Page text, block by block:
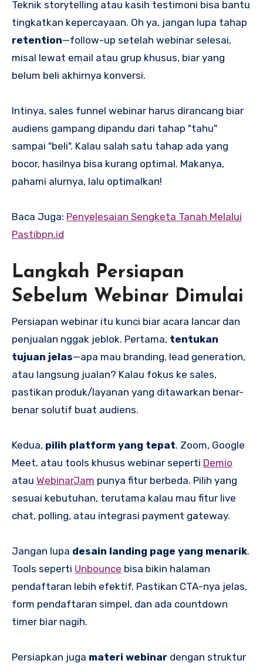
Teknik storytelling atau kasih testimoni bisa bantu
tingkatkan kepercayaan. Oh ya, jangan lupa tahap
retention—follow-up setelah webinar selesai,
misal lewat email atau grup khusus, biar yang
belum beli akhirnya konversi.
Intinya, sales funnel webinar harus dirancang biar
audiens gampang dipandu dari tahap "tahu"
sampai "beli". Kalau salah satu tahap ada yang
bocor, hasilnya bisa kurang optimal. Makanya,
pahami alurnya, lalu optimalkan!
Baca Juga: Penyelesaian Sengketa Tanah Melalui
Pastibpn.id
Langkah Persiapan
Sebelum Webinar Dimulai
Persiapan webinar itu kunci biar acara lancar dan
penjualan nggak jeblok. Pertama, tentukan
tujuan jelas—apa mau branding, lead generation,
atau langsung jualan? Kalau fokus ke sales,
pastikan produk/layanan yang ditawarkan benar-
benar solutif buat audiens.
Kedua, pilih platform yang tepat. Zoom, Google
Meet, atau tools khusus webinar seperti Demio
atau WebinarJam punya fitur berbeda. Pilih yang
sesuai kebutuhan, terutama kalau mau fitur live
chat, polling, atau integrasi payment gateway.
Jangan lupa desain landing page yang menarik.
Tools seperti Unbounce bisa bikin halaman
pendaftaran lebih efektif. Pastikan CTA-nya jelas,
form pendaftaran simpel, dan ada countdown
timer biar nagih.
Persiapkan juga materi webinar dengan struktur